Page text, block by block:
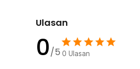
Ulasan
0/5 0 Ulasan